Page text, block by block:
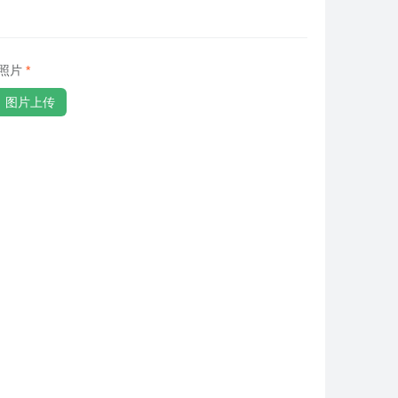
片
图片上传